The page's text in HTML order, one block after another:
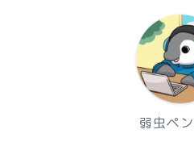
弱虫ペ